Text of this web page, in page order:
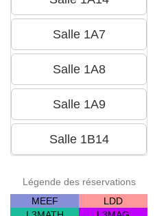
Légende des réservations
MEEF
LDD